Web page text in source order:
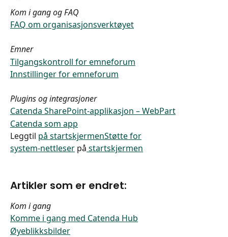
Kom i gang og FAQ
FAQ om organisasjonsverktøyet
Emner
Tilgangskontroll for emneforum
Innstillinger for emneforum
Plugins og integrasjoner
Catenda SharePoint-applikasjon – WebPart
Catenda som app
​Leggtil på startskjermen​Støtte for
system-nettleser på startskjermen
Artikler som er endret:
Kom i gang
Komme i gang med Catenda Hub
Øyeblikksbilder